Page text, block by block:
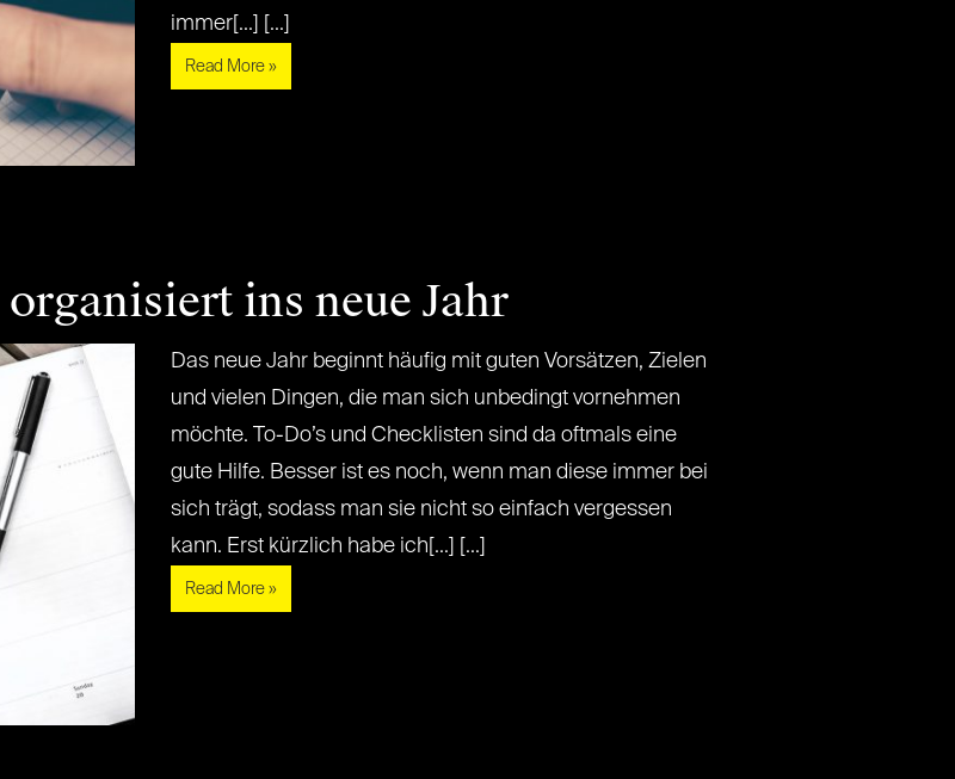
immer[...] [...]
Read More »
ins neue Jahr
Das neue Jahr beginnt häufig mit guten Vorsätzen, Zielen
und vielen Dingen, die man sich unbedingt vornehmen
möchte. To-Do’s und Checklisten sind da oftmals eine
gute Hilfe. Besser ist es noch, wenn man diese immer bei
sich trägt, sodass man sie nicht so einfach vergessen
kann. Erst kürzlich habe ich[...] [...]
Read More »